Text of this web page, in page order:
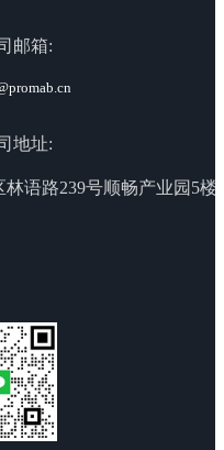
邮箱:
地址:
语路239号顺畅产业园5楼